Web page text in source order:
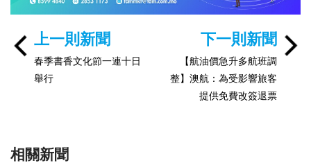
上一則新聞
春季書香文化節一連十日
舉行
下一則新聞
【航油價急升多航班調
整】澳航：為受影響旅客
提供免費改簽退票
相關新聞